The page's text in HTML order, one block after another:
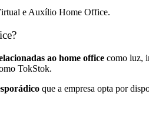
e Auxílio Home Office.
ao home office como luz,
TokStok.
que a empresa opta por